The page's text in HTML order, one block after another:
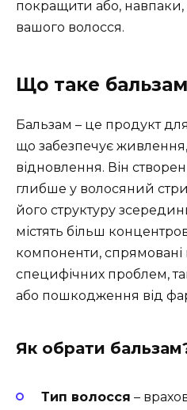
покращити або, навпаки,
вашого волосся.
Що таке
Бальзам – це продукт
що забезпечує
відновлення. Він
глибше у волосяний
його структуру
містять більш
компоненти,
специфічних проблем,
або пошкодження від
Як обрати
Тип волосся –